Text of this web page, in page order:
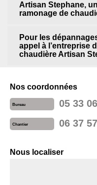
Artisan Stephane,
ramonage de
Pour les
appel à l’entreprise
chaudière Artisan
Nos coordonnées
Bureau 05 33
Chantier 06 37
Nous localiser